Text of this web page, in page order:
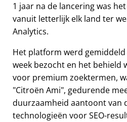
1 jaar na de lancering was
vanuit letterlijk elk land ter
Analytics.
Het platform werd
week bezocht en het behield
voor premium zoektermen,
Citroën Ami , gedurende
duurzaamheid aantoont van
technologieën voor SEO-